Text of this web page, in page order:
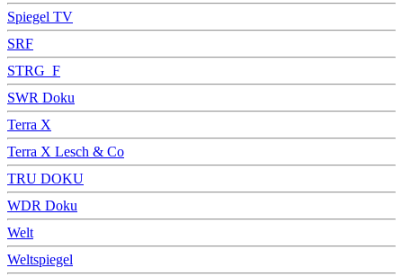
Spiegel TV
SRF
STRG_F
SWR Doku
Terra X
Terra X Lesch & Co
TRU DOKU
WDR Doku
Welt
Weltspiegel